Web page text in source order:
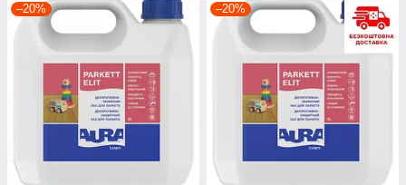
–20% –20%